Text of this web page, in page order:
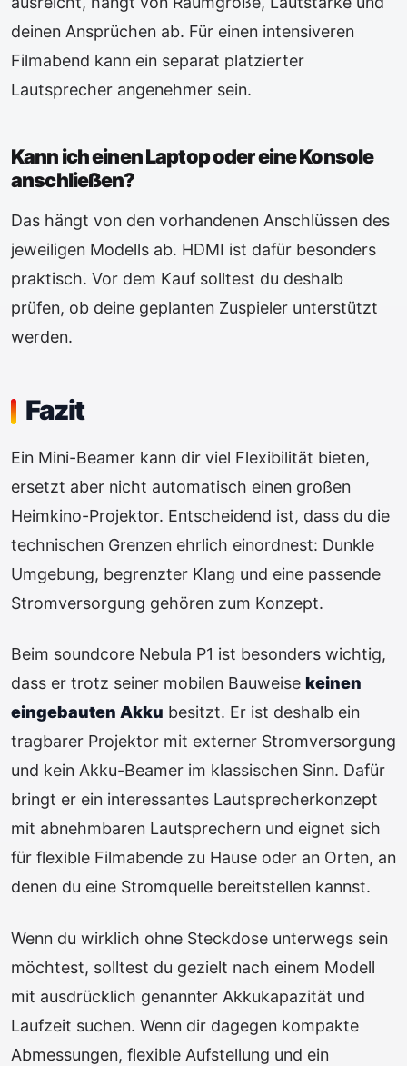
deinen Ansprüchen ab. Für einen intensiveren
Filmabend kann ein separat platzierter
Lautsprecher angenehmer sein.
Kann ich einen Laptop oder eine Konsole
anschließen?
Das hängt von den vorhandenen Anschlüssen des
jeweiligen Modells ab. HDMI ist dafür besonders
praktisch. Vor dem Kauf solltest du deshalb
prüfen, ob deine geplanten Zuspieler unterstützt
werden.
Fazit
Ein Mini-Beamer kann dir viel Flexibilität bieten,
ersetzt aber nicht automatisch einen großen
Heimkino-Projektor. Entscheidend ist, dass du die
technischen Grenzen ehrlich einordnest: Dunkle
Umgebung, begrenzter Klang und eine passende
Stromversorgung gehören zum Konzept.
Beim soundcore Nebula P1 ist besonders wichtig,
dass er trotz seiner mobilen Bauweise keinen
eingebauten Akku besitzt. Er ist deshalb ein
tragbarer Projektor mit externer Stromversorgung
und kein Akku-Beamer im klassischen Sinn. Dafür
bringt er ein interessantes Lautsprecherkonzept
mit abnehmbaren Lautsprechern und eignet sich
für flexible Filmabende zu Hause oder an Orten, an
denen du eine Stromquelle bereitstellen kannst.
Wenn du wirklich ohne Steckdose unterwegs sein
möchtest, solltest du gezielt nach einem Modell
mit ausdrücklich genannter Akkukapazität und
Laufzeit suchen. Wenn dir dagegen kompakte
Abmessungen, flexible Aufstellung und ein